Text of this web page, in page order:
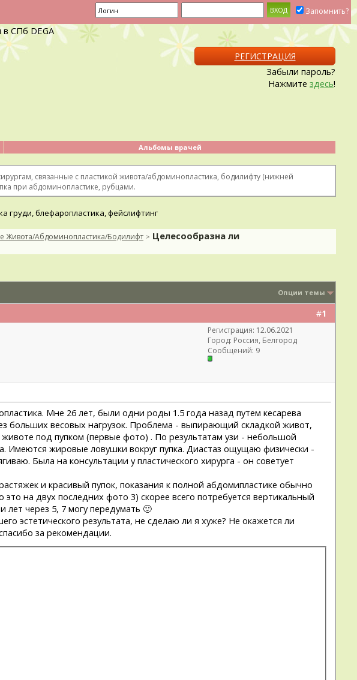
Запомнить?
РЕГИСТРАЦИЯ
Забыли пароль?
Нажмите здесь!
Альбомы врачей
связанные с пластикой живота/абдоминопластика, бодилифту (нижней
при абдоминопластике, рубцами.
Живота/Абдоминопластика/Бодилифт > Целесообразна ли
Опции темы
#1
Регистрация: 12.06.2021
Город: Россия, Белгород
Сообщений: 9
Мне 26 лет, были одни роды 1.5 года назад путем кесарева
больших весовых нагрузок. Проблема - выпирающий складкой живот,
под пупком (первые фото) . По результатам узи - небольшой
Имеются жировые ловушки вокруг пупка. Диастаз ощущаю физически -
Была на консультации у пластического хирурга - он советует
и красивый пупок, показания к полной абдомипластике обычно
на двух последних фото 3) скорее всего потребуется вертикальный
через 5, 7 могу передумать 🙂
эстетического результата, не сделаю ли я хуже? Не окажется ли
за рекомендации.